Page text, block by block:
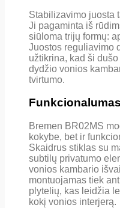
Stabilizavimo juosta
Ji pagaminta iš
siūloma trijų formų:
Juostos reguliavimo
užtikrina, kad ši
dydžio vonios
tvirtumo.
Bremen BR02MS
kokybe, bet ir
Skaidrus stiklas su
subtilų privatumo
vonios kambario
montuojamas tiek
plytelių, kas leidžia
kokį vonios interjerą.